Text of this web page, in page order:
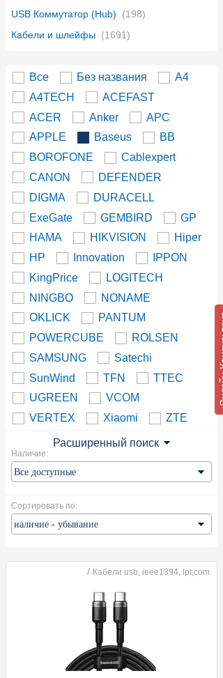
USB Коммутатор (Hub)
(198)
Кабели и шлейфы (1691)
Все Без названия
A4
A4TECH
ACEFAST
ACER
Anker
APC
APPLE
Baseus
BB
BOROFONE
Cablexpert
CANON
DEFENDER
DIGMA
DURACELL
ExeGate
GEMBIRD
GP
HAMA
HIKVISION
Hiper
HP
Innovation
IPPON
KingPrice
LOGITECH
NINGBO
NONAME
OKLICK
PANTUM
POWERCUBE
ROLSEN
SAMSUNG
Satechi
SunWind
TFN
TTEC
UGREEN
VCOM
VERTEX
Xiaomi ZTE
Расширенный поиск
Наличие:
Сортировать по:
/ Кабели usb, ieee1394, lpt,com